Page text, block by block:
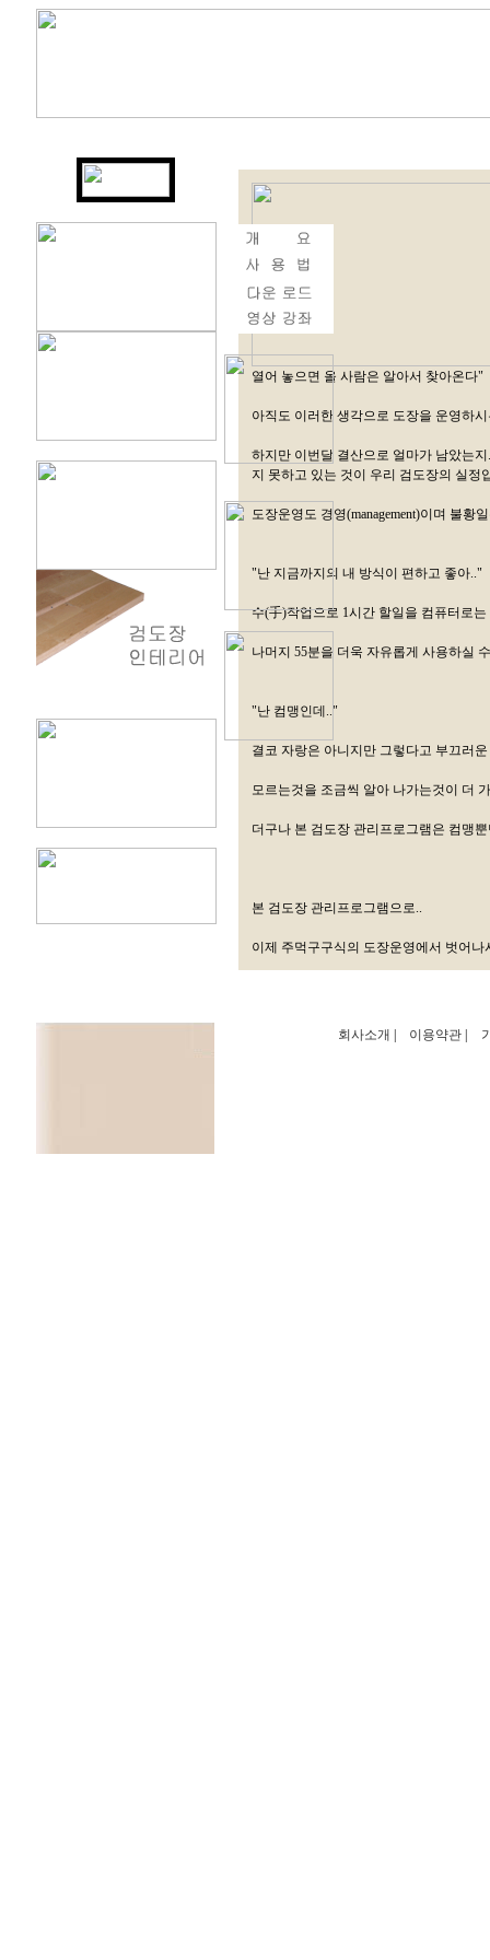
열어 놓으면 올 사람은 알아서 찾아온다"
아직도 이러한 생각으로 도장을 운영하
하지만 이번달 결산으로 얼마가 남았는
지 못하고 있는 것이 우리 검도장의 실정
도장운영도 경영(management)이며 불
"난 지금까지의 내 방식이 편하고 좋아.."
수(手)작업으로 1시간 할일을 컴퓨터로
나머지 55분을 더욱 자유롭게 사용하실
"난 컴맹인데.."
결코 자랑은 아니지만 그렇다고 부끄러
모르는것을 조금씩 알아 나가는것이 더
더구나 본 검도장 관리프로그램은 컴맹
본 검도장 관리프로그램으로..
이제 주먹구구식의 도장운영에서 벗어나
회사소개 이용약관